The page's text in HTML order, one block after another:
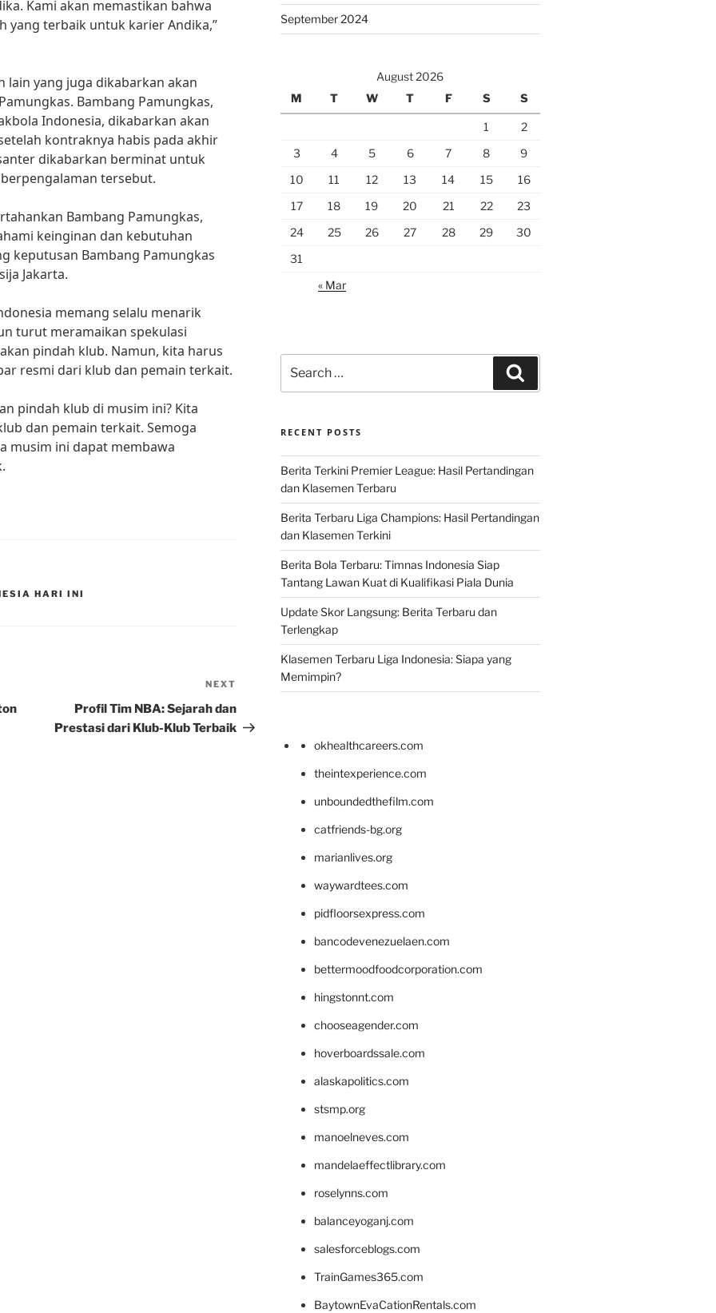
Kami akan memastikan bahwa
yang terbaik untuk karier Andika,”
lain yang juga dikabarkan akan
Bambang Pamungkas,
Indonesia, dikabarkan akan
kontraknya habis pada akhir
dikabarkan berminat untuk
tersebut.
Bambang Pamungkas,
keinginan dan kebutuhan
keputusan Bambang Pamungkas
Jakarta.
memang selalu menarik
turut meramaikan spekulasi
pindah klub. Namun, kita harus
resmi dari klub dan pemain terkait.
pindah klub di musim ini? Kita
dan pemain terkait. Semoga
musim ini dapat membawa
HARI INI
Post
NEXT
Profil Tim NBA: Sejarah dan
Prestasi dari Klub-Klub Terbaik
September 2024
August 2026
M
T W T F S S
1
2
3
4 5 6 7 8
9
10
11 12 13 14 15
16
17
18 19 20 21 22
23
24
25 26 27 28 29
30
31
« Mar
for:
RECENT POSTS
Berita Terkini Premier League: Hasil Pertandingan
dan Klasemen Terbaru
Berita Terbaru Liga Champions: Hasil Pertandingan
dan Klasemen Terkini
Berita Bola Terbaru: Timnas Indonesia Siap
Tantang Lawan Kuat di Kualifikasi Piala Dunia
Update Skor Langsung: Berita Terbaru dan
Terlengkap
Klasemen Terbaru Liga Indonesia: Siapa yang
Memimpin?
okhealthcareers.com
theintexperience.com
unboundedthefilm.com
catfriends-bg.org
marianlives.org
waywardtees.com
pidfloorsexpress.com
bancodevenezuelaen.com
bettermoodfoodcorporation.com
hingstonnt.com
chooseagender.com
hoverboardssale.com
alaskapolitics.com
stsmp.org
manoelneves.com
mandelaeffectlibrary.com
roselynns.com
balanceyoganj.com
salesforceblogs.com
TrainGames365.com
BaytownEvaCationRentals.com